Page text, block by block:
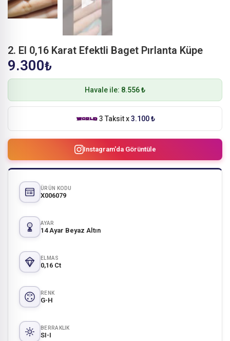
2. El 0,16 Karat Efektli Baget Pırlanta Küpe
9.300₺
Havale ile: 8.556 ₺
3 Taksit x3.100 ₺
Instagram'da Görüntüle
ÜRÜN KODU
X006079
AYAR
14 Ayar Beyaz Altın
ELMAS
0,16 Ct
RENK
G-H
BERRAKLIK
SI-I